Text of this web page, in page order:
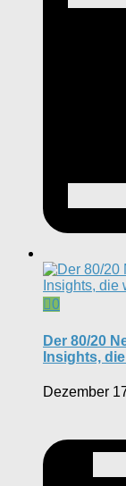
0
Der 80/20
Insights,
Dezember